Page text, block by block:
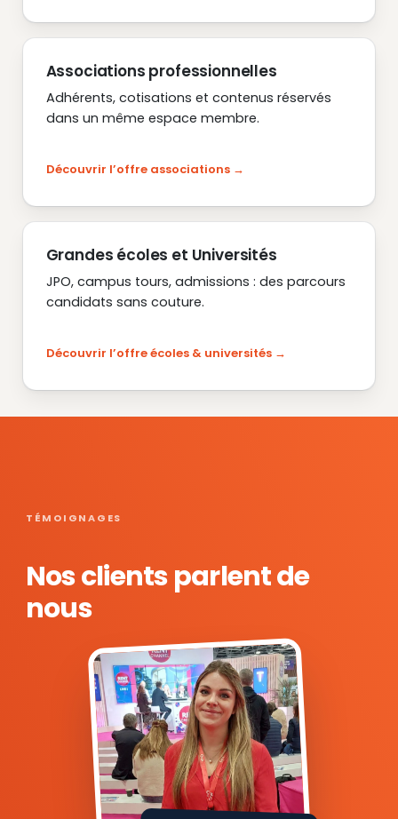
Associations professionnelles
Adhérents, cotisations et contenus réservés
dans un même espace membre.
Découvrir l’offre associations
Grandes écoles et Universités
JPO, campus tours, admissions : des parcours
candidats sans couture.
Découvrir l’offre écoles & universités
TÉMOIGNAGES
Nos clients parlent de
nous